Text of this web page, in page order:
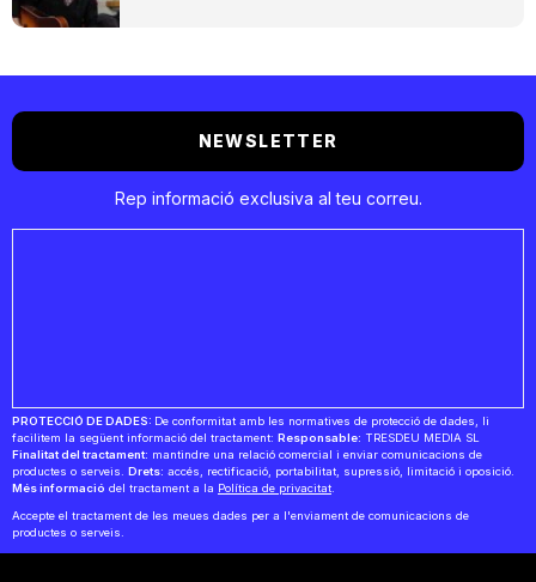
NEWSLETTER
Rep informació exclusiva al teu correu.
PROTECCIÓ DE DADES: De conformitat amb les normatives de protecció de dades, li
facilitem la següent informació del tractament: Responsable: TRESDEU MEDIA SL
Finalitat del tractament: mantindre una relació comercial i enviar comunicacions de
productes o serveis. Drets: accés, rectificació, portabilitat, supressió, limitació i oposició.
Més informació del tractament a la Política de privacitat
Accepte el tractament de les meues dades per a l'enviament de comunicacions de
productes o serveis.